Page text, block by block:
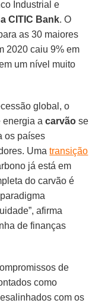
Industrial e
CITIC Bank. O
as 30 maiores
2020 caiu 9% em
um nível muito
global, o
energia acarvão se
os países
Umatransição
já está em
do carvão é
afirma
de finanças
de
como
com os